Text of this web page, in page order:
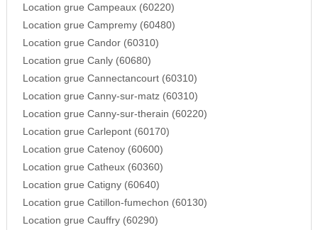
Location grue Campeaux (60220)
Location grue Campremy (60480)
Location grue Candor (60310)
Location grue Canly (60680)
Location grue Cannectancourt (60310)
Location grue Canny-sur-matz (60310)
Location grue Canny-sur-therain (60220)
Location grue Carlepont (60170)
Location grue Catenoy (60600)
Location grue Catheux (60360)
Location grue Catigny (60640)
Location grue Catillon-fumechon (60130)
Location grue Cauffry (60290)